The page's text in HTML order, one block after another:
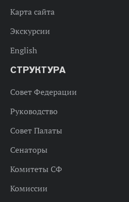
Карта сайта
Экскурсии
English
СТРУКТУРА
Совет Федерации
Руководство
Совет Палаты
Сенаторы
Комитеты СФ
Комиссии